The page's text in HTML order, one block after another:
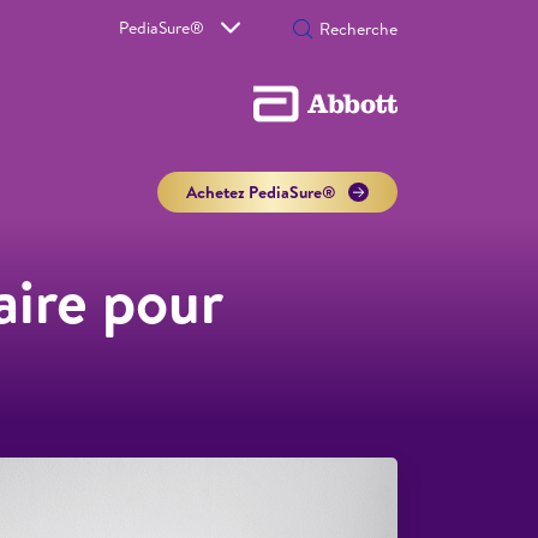
PediaSure®
Achetez PediaSure®
pour